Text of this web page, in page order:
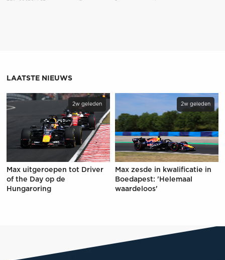
LAATSTE NIEUWS
2w geleden
Max uitgeroepen tot Driver
of the Day op de
Hungaroring
2w geleden
Max zesde in kwalificatie in
Boedapest: 'Helemaal
waardeloos'